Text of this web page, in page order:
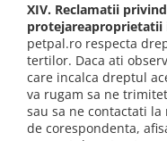
XIV. Reclamatii
protejareaproprietatii
petpal.ro respecta
tertilor. Daca ati
care incalca dreptul
va rugam sa ne
sau sa ne contactati
de corespondenta,